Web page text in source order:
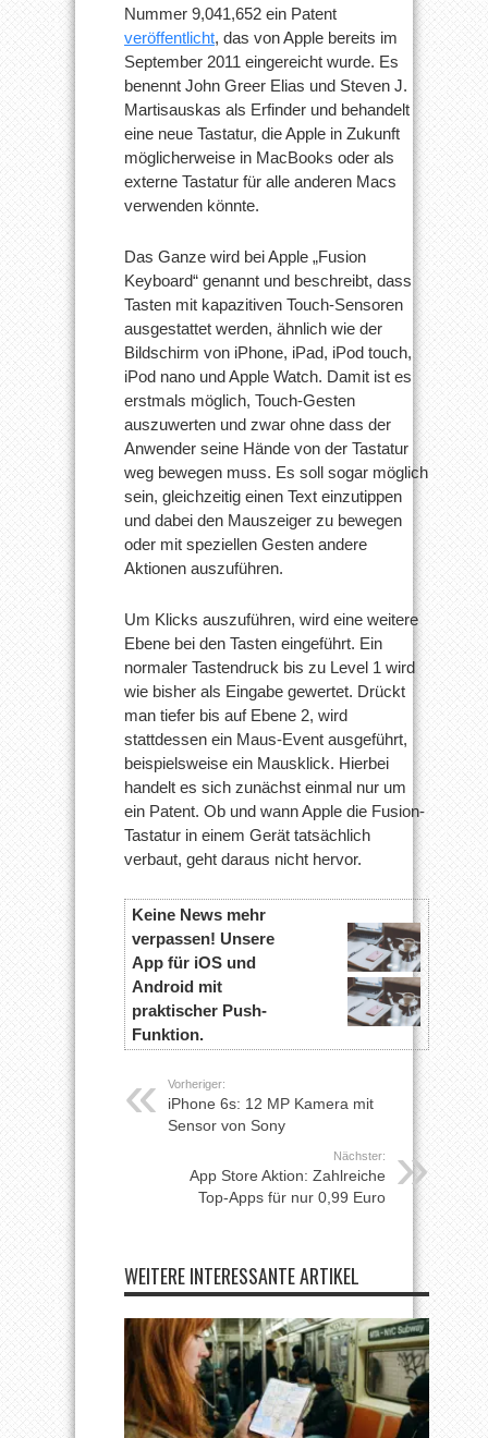
Nummer 9,041,652 ein Patent
veröffentlicht, das von Apple bereits im
September 2011 eingereicht wurde. Es
benennt John Greer Elias und Steven J.
Martisauskas als Erfinder und behandelt
eine neue Tastatur, die Apple in Zukunft
möglicherweise in MacBooks oder als
externe Tastatur für alle anderen Macs
verwenden könnte.
Das Ganze wird bei Apple „Fusion
Keyboard“ genannt und beschreibt, dass
Tasten mit kapazitiven Touch-Sensoren
ausgestattet werden, ähnlich wie der
Bildschirm von iPhone, iPad, iPod touch,
iPod nano und Apple Watch. Damit ist es
erstmals möglich, Touch-Gesten
auszuwerten und zwar ohne dass der
Anwender seine Hände von der Tastatur
weg bewegen muss. Es soll sogar möglich
sein, gleichzeitig einen Text einzutippen
und dabei den Mauszeiger zu bewegen
oder mit speziellen Gesten andere
Aktionen auszuführen.
Um Klicks auszuführen, wird eine weitere
Ebene bei den Tasten eingeführt. Ein
normaler Tastendruck bis zu Level 1 wird
wie bisher als Eingabe gewertet. Drückt
man tiefer bis auf Ebene 2, wird
stattdessen ein Maus-Event ausgeführt,
beispielsweise ein Mausklick. Hierbei
handelt es sich zunächst einmal nur um
ein Patent. Ob und wann Apple die Fusion-
Tastatur in einem Gerät tatsächlich
verbaut, geht daraus nicht hervor.
Keine News mehr
verpassen! Unsere
App für iOS und
Android mit
praktischer Push-
Funktion.
Vorheriger:
iPhone 6s: 12 MP Kamera mit
Sensor von Sony
Nächster:
App Store Aktion: Zahlreiche
Top-Apps für nur 0,99 Euro
WEITERE INTERESSANTE ARTIKEL